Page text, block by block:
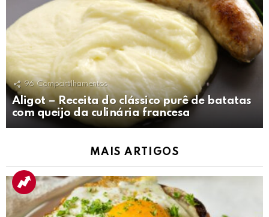
96 Compartilhamentos
Aligot – Receita do clássico purê de batatas
com queijo da culinária francesa
MAIS ARTIGOS